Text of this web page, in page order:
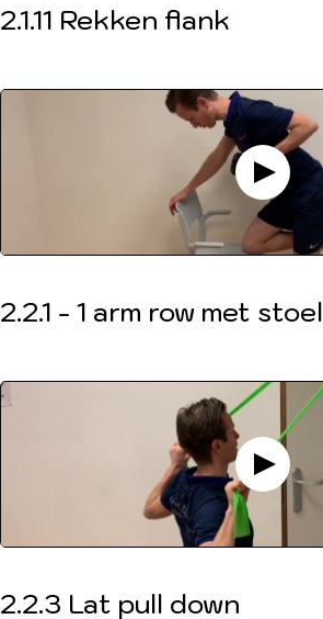
2.1.11 Rekken flank
2.2.1 - 1 arm row met stoel
2.2.3 Lat pull down